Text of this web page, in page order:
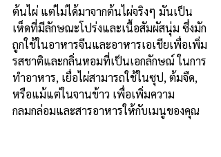
ต้นไผ่ แต่ไม่ได้มาจากต้นไผ่จริงๆ มันเป็น
เห็ดที่มีลักษณะโปร่งและเนื้อสัมผัสนุ่ม ซึ่งมัก
ถูกใช้ในอาหารจีนและอาหารเอเชียเพื่อเพิ่ม
รสชาติและกลิ่นหอมที่เป็นเอกลักษณ์ ในการ
ทำอาหาร, เยื่อไผ่สามารถใช้ในซุป, ต้มจืด,
หรือแม้แต่ในจานข้าว เพื่อเพิ่มความ
กลมกล่อมและสารอาหารให้กับเมนูของคุณ